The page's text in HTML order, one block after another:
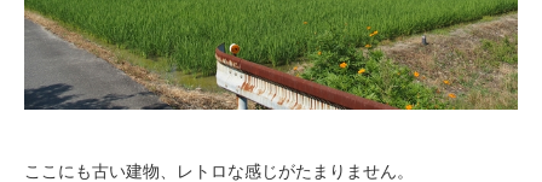
ここにも古い建物、レトロな感じがたまりません。